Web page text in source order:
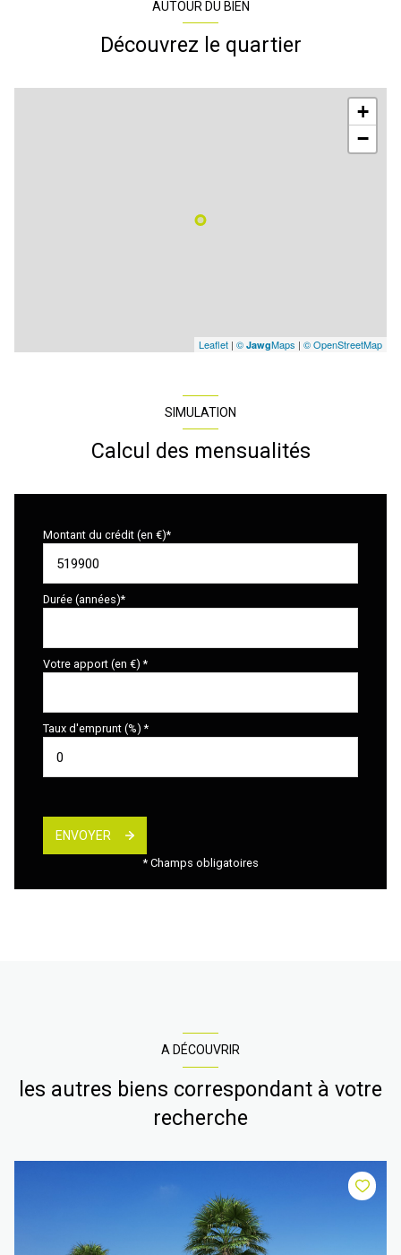
AUTOUR DU BIEN
Découvrez le quartier
+
−
Leaflet | © JawgMaps | © OpenStreetMap
SIMULATION
Calcul des mensualités
Montant du crédit (en €)*
Durée (années)*
Votre apport (en €) *
Taux d'emprunt (%) *
ENVOYER
* Champs obligatoires
A DÉCOUVRIR
les autres biens correspondant à votre
recherche